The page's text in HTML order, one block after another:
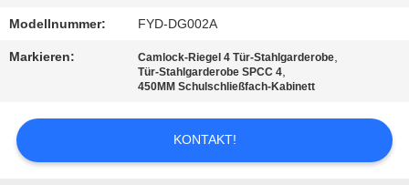
VERBINDUNG
NACHRICHTEN
FORDERN
Modellnummer: FYD-DG002A
Markieren: Camlock-Riegel 4 Tür-Stahlgarderobe,
Tür-Stahlgarderobe SPCC 4,
450MM Schulschließfach-Kabinett
KONTAKT!